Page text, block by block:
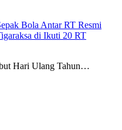
Bola Antar RT Resmi
di Ikuti 20 RT
Hari Ulang Tahun…